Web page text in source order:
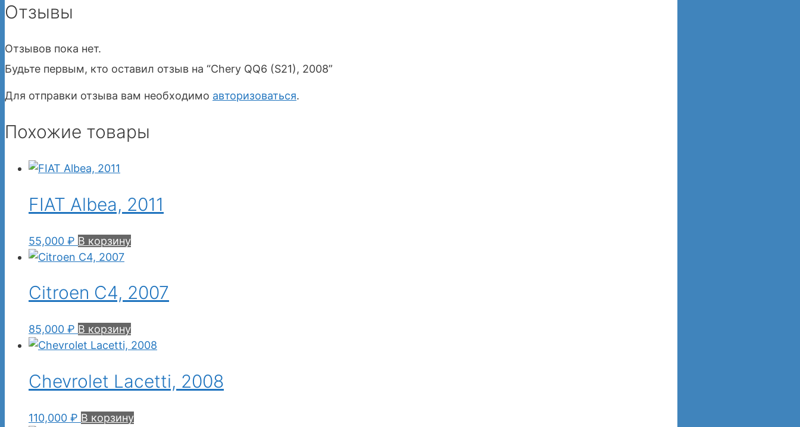
Отзывы
Отзывов пока нет.
Будьте первым, кто оставил отзыв на “Chery QQ6 (S21), 2008”
Для отправки отзыва вам необходимо авторизоваться.
Похожие товары
FIAT Albea, 2011
55,000 ₽ В корзину
Citroen C4, 2007
85,000 ₽ В корзину
Chevrolet Lacetti, 2008
110,000 ₽ В корзину